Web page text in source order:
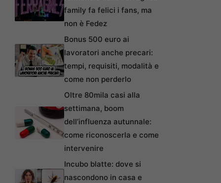
family fa felici i fans, ma
non è Fedez
Bonus 500 euro ai
lavoratori anche precari:
tempi, requisiti, modalità e
come non perderlo
Oltre 80mila casi alla
settimana, boom
dell’influenza autunnale:
come riconoscerla e come
intervenire
Incubo blatte: dove si
nascondono in casa e